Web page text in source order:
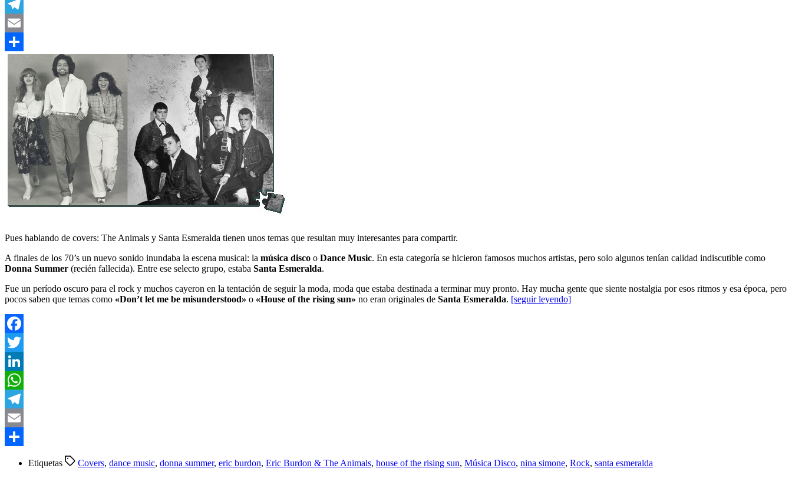
WhatsApp
Telegram
Email
Compartir
Pues hablando de covers: The Animals y Santa Esmeralda tienen unos temas que resultan muy interesantes para compartir.
A finales de los 70’s un nuevo sonido inundaba la escena musical: la música disco o Dance Music. En esta categoría se hicieron famosos muchos artistas, pero solo algunos tenían calidad indiscutible como
Donna Summer (recién fallecida). Entre ese selecto grupo, estaba Santa Esmeralda.
Fue un período oscuro para el rock y muchos cayeron en la tentación de seguir la moda, moda que estaba destinada a terminar muy pronto. Hay mucha gente que siente nostalgia por esos ritmos y esa época, pero
pocos saben que temas como «Don’t let me be misunderstood» o «House of the rising sun» no eran originales de Santa Esmeralda. [seguir leyendo]
Facebook
Twitter
LinkedIn
WhatsApp
Telegram
Email
Etiquetas Covers, dance music, donna summer, eric burdon, Eric Burdon & The Animals, house of the rising sun, Música Disco, nina simone, Rock, santa esmeralda